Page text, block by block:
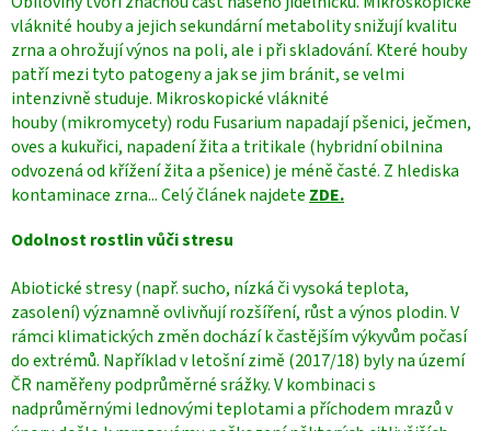
vláknité houby a jejich sekundární metabolity snižují kvalitu
zrna a ohrožují výnos na poli, ale i při skladování. Které houby
patří mezi tyto patogeny a jak se jim bránit, se velmi
intenzivně studuje. Mikroskopické vláknité
houby (mikromycety) rodu Fusarium napadají pšenici, ječmen,
oves a kukuřici, napadení žita a tritikale (hybridní obilnina
odvozená od křížení žita a pšenice) je méně časté. Z hlediska
kontaminace zrna... Celý článek najdete ZDE.
Odolnost rostlin vůči stresu
Abiotické stresy (např. sucho, nízká či vysoká teplota,
zasolení) významně ovlivňují rozšíření, růst a výnos plodin. V
rámci klimatických změn dochází k častějším výkyvům počasí
do extrémů. Například v letošní zimě (2017/18) byly na území
ČR naměřeny podprůměrné srážky. V kombinaci s
nadprůměrnými lednovými teplotami a příchodem mrazů v